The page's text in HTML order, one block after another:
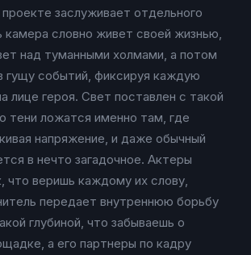
заслуживает отдельного
камера словно живет своей жизнью,
над туманными холмами, а потом
гущу событий, фиксируя каждую
лице героя. Свет поставлен с такой
тени ложатся именно там, где
напряжение, и даже обычный
в нечто загадочное. Актеры
что веришь каждому их слову,
передает внутреннюю борьбу
глубиной, что забываешь о
а его партнеры по кадру